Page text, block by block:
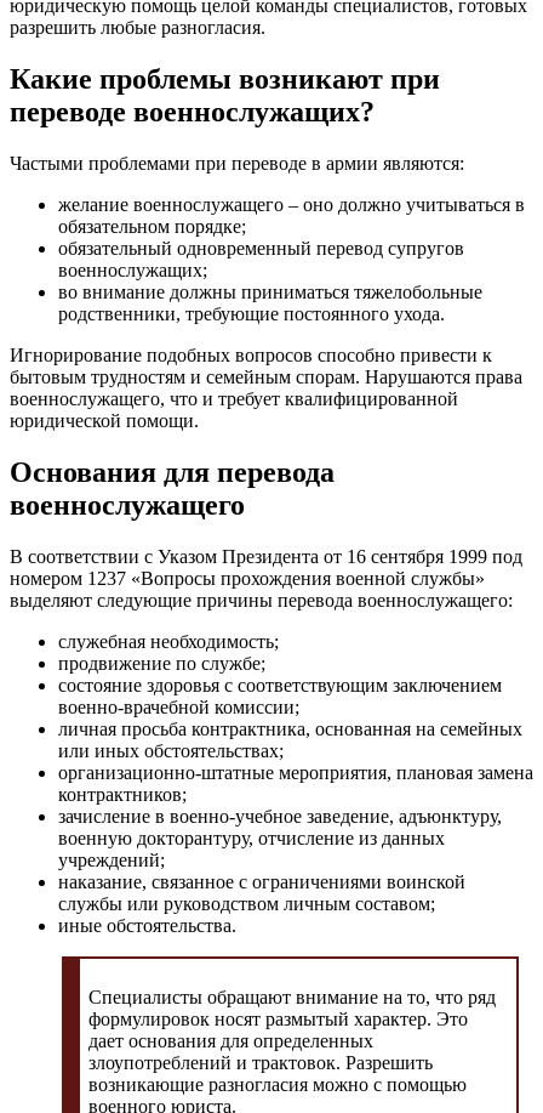
юридическую помощь целой команды специалистов, готовых
разрешить любые разногласия.
Какие проблемы возникают при
переводе военнослужащих?
Частыми проблемами при переводе в армии являются:
желание военнослужащего – оно должно учитываться в
обязательном порядке;
обязательный одновременный перевод супругов
военнослужащих;
во внимание должны приниматься тяжелобольные
родственники, требующие постоянного ухода.
Игнорирование подобных вопросов способно привести к
бытовым трудностям и семейным спорам. Нарушаются права
военнослужащего, что и требует квалифицированной
юридической помощи.
Основания для перевода
военнослужащего
В соответствии с Указом Президента от 16 сентября 1999 под
номером 1237 «Вопросы прохождения военной службы»
выделяют следующие причины перевода военнослужащего:
служебная необходимость;
продвижение по службе;
состояние здоровья с соответствующим заключением
военно-врачебной комиссии;
личная просьба контрактника, основанная на семейных
или иных обстоятельствах;
организационно-штатные мероприятия, плановая замена
контрактников;
зачисление в военно-учебное заведение, адъюнктуру,
военную докторантуру, отчисление из данных
учреждений;
наказание, связанное с ограничениями воинской
службы или руководством личным составом;
иные обстоятельства.
Специалисты обращают внимание на то, что ряд
формулировок носят размытый характер. Это
дает основания для определенных
злоупотреблений и трактовок. Разрешить
возникающие разногласия можно с помощью
военного юриста.